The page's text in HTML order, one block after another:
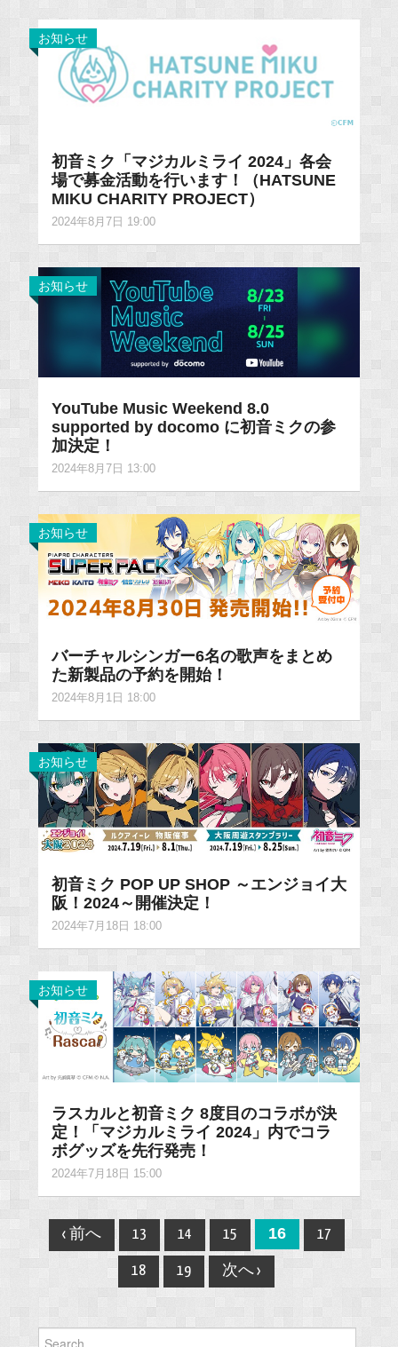
お知らせ
初音ミク「マジカルミライ 2024」各会
場で募金活動を行います！（HATSUNE
MIKU CHARITY PROJECT）
2024年8月7日 19:00
お知らせ
YouTube Music Weekend 8.0
supported by docomo に初音ミクの参
加決定！
2024年8月7日 13:00
お知らせ
バーチャルシンガー6名の歌声をまとめ
た新製品の予約を開始！
2024年8月1日 18:00
お知らせ
初音ミク POP UP SHOP ～エンジョイ大
阪！2024～開催決定！
2024年7月18日 18:00
お知らせ
ラスカルと初音ミク 8度目のコラボが決
定！「マジカルミライ 2024」内でコラ
ボグッズを先行発売！
2024年7月18日 15:00
Post
navigation
‹ 前へ 13 14 15 16 17
18 19 次へ ›